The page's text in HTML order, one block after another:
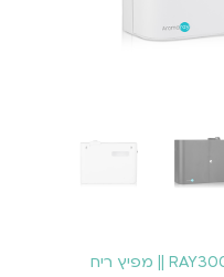
/ RAY300 || מפיץ ריח